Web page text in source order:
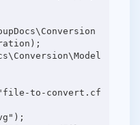
to-convert.cf